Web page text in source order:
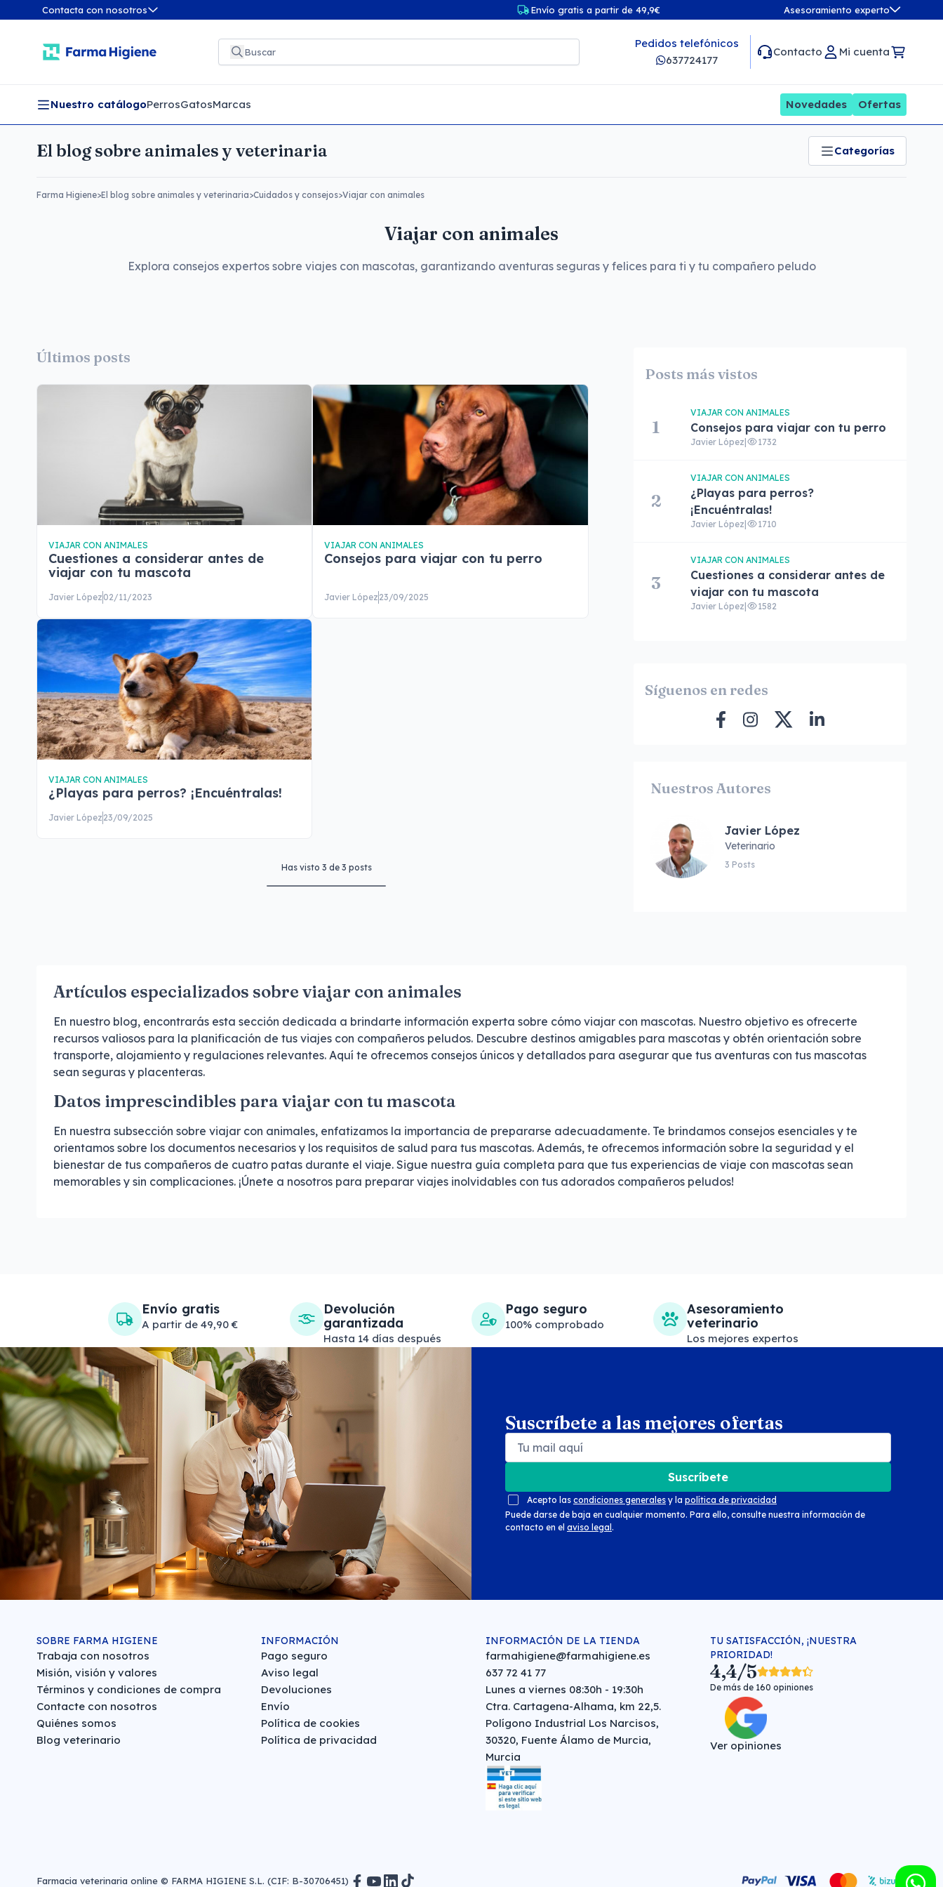
Contacta con nosotros Envío gratis a partir de 49,9€ Asesoramiento experto
Pedidos telefónicos
637724177
Contacto Mi cuenta
Nuestro catálogoPerrosGatosMarcas Novedades Ofertas
El blog sobre animales y veterinaria Categorías
Farma Higiene>El blog sobre animales y veterinaria>Cuidados y consejos>Viajar con animales
Viajar con animales
Explora consejos expertos sobre viajes con mascotas, garantizando aventuras seguras y felices para ti y tu compañero peludo
Últimos posts
VIAJAR CON ANIMALES
Cuestiones a considerar antes de
viajar con tu mascota
Javier López 02/11/2023
VIAJAR CON ANIMALES
Consejos para viajar con tu perro
Javier López 23/09/2025
VIAJAR CON ANIMALES
¿Playas para perros? ¡Encuéntralas!
Javier López 23/09/2025
Has visto 3 de 3 posts
Posts más vistos
1
VIAJAR CON ANIMALES
Consejos para viajar con tu perro
Javier López 1732
2
VIAJAR CON ANIMALES
¿Playas para perros?
¡Encuéntralas!
Javier López 1710
3
VIAJAR CON ANIMALES
Cuestiones a considerar antes de
viajar con tu mascota
Javier López 1582
Síguenos en redes
Nuestros Autores
Javier López
Veterinario
3 Posts
Artículos especializados sobre viajar con animales
En nuestro blog, encontrarás esta sección dedicada a brindarte información experta sobre cómo viajar con mascotas. Nuestro objetivo es ofrecerte
recursos valiosos para la planificación de tus viajes con compañeros peludos. Descubre destinos amigables para mascotas y obtén orientación sobre
transporte, alojamiento y regulaciones relevantes. Aquí te ofrecemos consejos únicos y detallados para asegurar que tus aventuras con tus mascotas
sean seguras y placenteras.
Datos imprescindibles para viajar con tu mascota
En nuestra subsección sobre viajar con animales, enfatizamos la importancia de prepararse adecuadamente. Te brindamos consejos esenciales y te
orientamos sobre los documentos necesarios y los requisitos de salud para tus mascotas. Además, te ofrecemos información sobre la seguridad y el
bienestar de tus compañeros de cuatro patas durante el viaje. Sigue nuestra guía completa para que tus experiencias de viaje con mascotas sean
memorables y sin complicaciones. ¡Únete a nosotros para preparar viajes inolvidables con tus adorados compañeros peludos!
Envío gratis
A partir de 49,90 €
Devolución
garantizada
Hasta 14 días después
Pago seguro
100% comprobado
Asesoramiento
veterinario
Los mejores expertos
Suscríbete a las mejores ofertas
Suscríbete
Acepto las condiciones generales y la política de privacidad
Puede darse de baja en cualquier momento. Para ello, consulte nuestra información de
contacto en el aviso legal .
Search products Search
SOBRE FARMA HIGIENE
Trabaja con nosotros
Misión, visión y valores
Términos y condiciones de compra
Contacte con nosotros
Quiénes somos
Blog veterinario
INFORMACIÓN
Pago seguro
Aviso legal
Devoluciones
Envío
Política de cookies
Política de privacidad
INFORMACIÓN DE LA TIENDA
farmahigiene@farmahigiene.es
637 72 41 77
Lunes a viernes 08:30h - 19:30h
Ctra. Cartagena-Alhama, km 22,5.
Polígono Industrial Los Narcisos,
30320, Fuente Álamo de Murcia,
Murcia
TU SATISFACCIÓN, ¡NUESTRA
PRIORIDAD!
4,4/5
De más de 160 opiniones
Ver opiniones
Farmacia veterinaria online © FARMA HIGIENE S.L. (CIF: B-30706451)